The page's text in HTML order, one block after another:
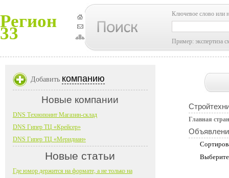
Регион
33
Ключевое слово или
Пример: экспертиза
Главная
Добавить компанию
Новые компании
DNS Технопоинт Магазин-склад
DNS Гипер ТЦ «Крейсер»
DNS Гипер ТЦ «Меридиан»
Новые статьи
Где юмор держится на формате, а не только на